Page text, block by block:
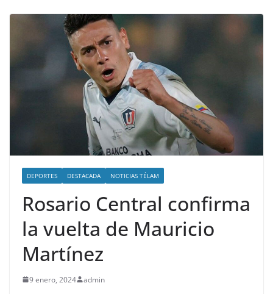
DEPORTES DESTACADA NOTICIAS TÉLAM
Rosario Central confirma
la vuelta de Mauricio
Martínez
9 enero, 2024 admin